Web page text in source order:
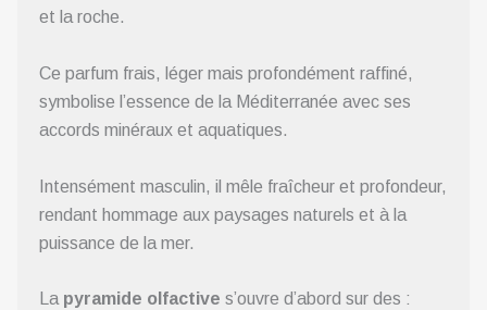
et la roche.
Ce parfum frais, léger mais profondément raffiné,
symbolise l’essence de la Méditerranée avec ses
accords minéraux et aquatiques.
Intensément masculin, il mêle fraîcheur et profondeur,
rendant hommage aux paysages naturels et à la
puissance de la mer.
La pyramide olfactive s’ouvre d’abord sur des :